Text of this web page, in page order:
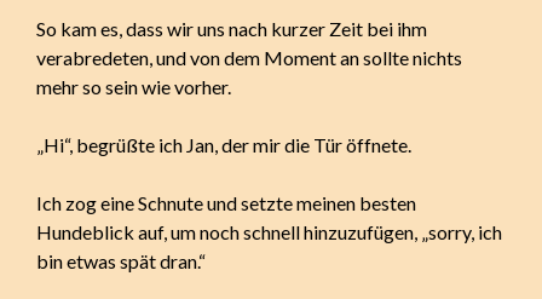
So kam es, dass wir uns nach kurzer Zeit bei ihm
verabredeten, und von dem Moment an sollte nichts
mehr so sein wie vorher.
„Hi“, begrüßte ich Jan, der mir die Tür öffnete.
Ich zog eine Schnute und setzte meinen besten
Hundeblick auf, um noch schnell hinzuzufügen, „sorry, ich
bin etwas spät dran.“